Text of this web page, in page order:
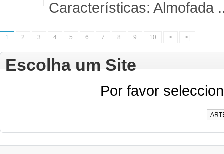
Características: Almofada
1 2 3 4 5 6 7 8 9 10 > >|
Escolha um Site
Por favor